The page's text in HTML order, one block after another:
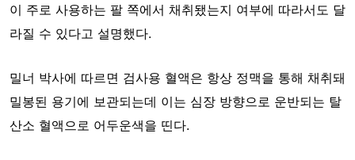
이 주로 사용하는 팔 쪽에서 채취됐는지 여부에 따라서도 달
라질 수 있다고 설명했다.
밀너 박사에 따르면 검사용 혈액은 항상 정맥을 통해 채취돼
밀봉된 용기에 보관되는데 이는 심장 방향으로 운반되는 탈
산소 혈액으로 어두운색을 띤다.